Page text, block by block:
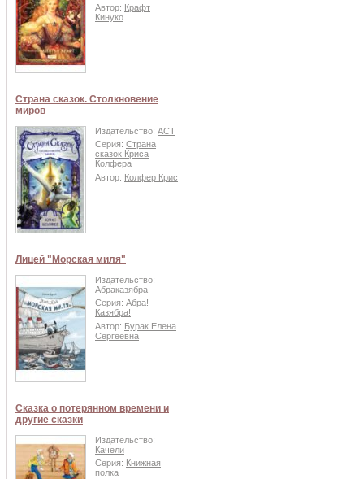
Автор: Крафт
Кинуко
Страна сказок. Столкновение
миров
Издательство: АСТ
Серия: Страна
сказок Криса
Колфера
Автор: Колфер Крис
Лицей "Морская миля"
Издательство:
Абраказябра
Серия: Абра!
Казябра!
Автор: Бурак Елена
Сергеевна
Сказка о потерянном времени и
другие сказки
Издательство:
Качели
Серия: Книжная
полка